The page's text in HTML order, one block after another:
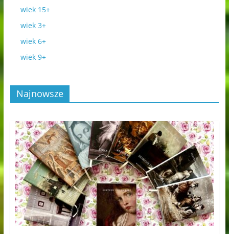
wiek 15+
wiek 3+
wiek 6+
wiek 9+
Najnowsze